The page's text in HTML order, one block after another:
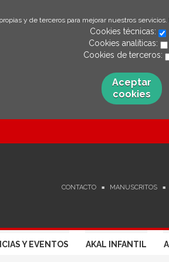
y de terceros para mejorar nuestros
Cookies técnicas:
Cookies analíticas:
Cookies de terceros:
Aceptar
cookies
CONTACTO MANUSCRITOS
Y EVENTOS AKAL INFANTIL